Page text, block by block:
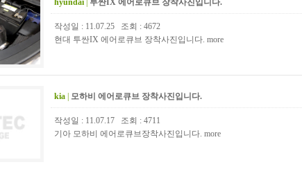
hyundai 투싼IX 에어로큐브 장착사진입니다.
작성일 : 11.07.25 조회 : 4672
현대 투싼IX 에어로큐브 장착사진입니다. more
kia 모하비 에어로큐브 장착사진입니다.
작성일 : 11.07.17 조회 : 4711
기아 모하비 에어로큐브장착사진입니다. more